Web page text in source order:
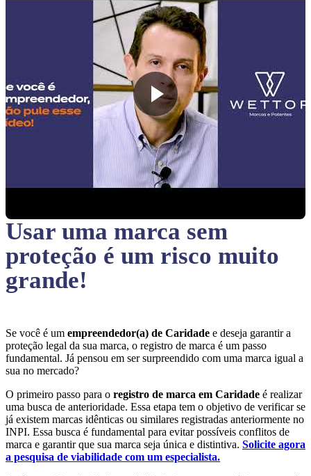
Usar uma marca sem
proteção é um risco muito
grande!
Se você é um empreendedor(a) de Caridade e deseja garantir a
proteção legal da sua marca, o registro de marca é um passo
fundamental. Já pensou em ser surpreendido com uma marca igual a
sua no mercado?
O primeiro passo para o registro de marca em Caridade é realizar
uma busca de anterioridade. Essa etapa tem o objetivo de verificar se
já existem marcas idênticas ou similares registradas anteriormente no
INPI. Essa busca é fundamental para evitar possíveis conflitos de
marca e garantir que sua marca seja única e distintiva. Solicite agora
a pesquisa de viabilidade com um especialista.